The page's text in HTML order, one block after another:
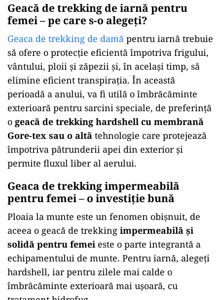
Geacă de trekking de iarnă pentru
femei – pe care s-o alegeți?
Geaca de trekking de damă pentru iarnă trebuie
să ofere o protecție eficientă împotriva frigului,
vântului, ploii și zăpezii și, în același timp, să
elimine eficient transpirația. În această
perioadă a anului, va fi utilă o îmbrăcăminte
exterioară pentru sarcini speciale, de preferință
o geacă de trekking hardshell cu membrană
Gore-tex sau o altă tehnologie care protejează
împotriva pătrunderii apei din exterior și
permite fluxul liber al aerului.
Geaca de trekking impermeabilă
pentru femei – o investiție bună
Ploaia la munte este un fenomen obișnuit, de
aceea o geacă de trekking impermeabilă și
solidă pentru femei este o parte integrantă a
echipamentului de munte. Pentru iarnă, alegeți
hardshell, iar pentru zilele mai calde o
îmbrăcăminte exterioară mai ușoară, cu